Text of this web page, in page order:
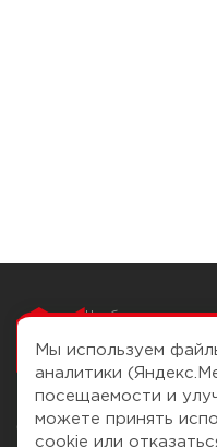
Чтобы вам легко
О компании
Мы используем
аналитики
посещаемости и
можете принять
cookie или